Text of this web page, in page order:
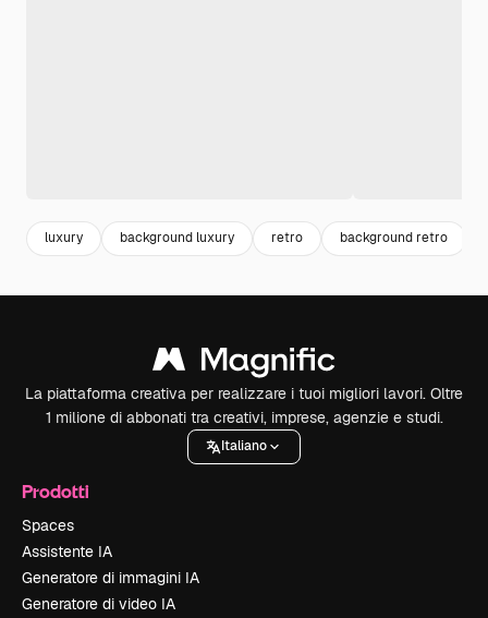
luxury background luxury retro background retro
La piattaforma creativa per realizzare i tuoi migliori lavori. Oltre
1 milione di abbonati tra creativi, imprese, agenzie e studi.
Italiano
Prodotti
Spaces
Assistente IA
Generatore di immagini IA
Generatore di video IA